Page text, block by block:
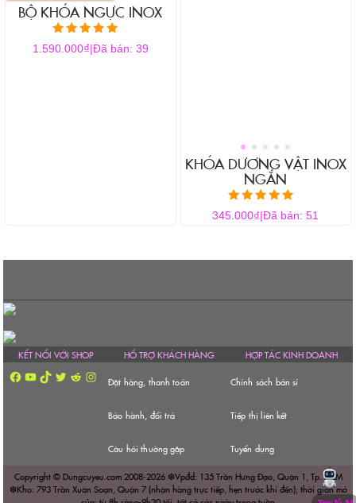
sản
phẩm
BỘ KHÓA NGỰC INOX
Được xếp hạng
5.00
1.590.000₫ Đã bán: 39
KHÓA DƯƠNG VẬT INOX
NGẮN
Được xếp hạng
5.00
345.000₫ |Đã bán: 51
KẾT NỐI VỚI SHOP
Facebook
YouTube
TikTokTwitterRedditInstagram
HỔ TRỢ KHÁCH HÀNG
Đặt hàng, thanh toán
Bảo hành, đổi trả
Câu hỏi thường gặp
HỢP TÁC KINH DOANH
Chính sách bán sỉ
Tiếp thị liên kết
Tuyển dụng
Copyright © Dungcuyeu.com 2008-2026 ❆Vpđd: 135 Trần Hưng Đạo, Quận 1, Tp. HCM
❆Kho: 793 Trần Xuân Soạn, Quận 7 (nhận hàng trực tiếp, hẹn trước khi đến); thời gian mở